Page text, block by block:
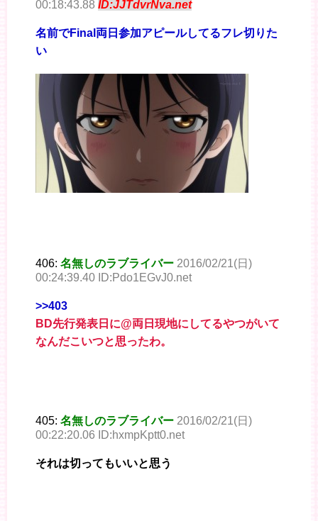
00:18:43.88 ID:JJTdvrNva.net
名前でFinal両日参加アピールしてるフレ切りた
い
406: 名無しのラブライバー 2016/02/21(日)
00:24:39.40 ID:Pdo1EGvJ0.net
>>403
BD先行発表日に@両日現地にしてるやつがいて
なんだこいつと思ったわ。
405: 名無しのラブライバー 2016/02/21(日)
00:22:20.06 ID:hxmpKptt0.net
それは切ってもいいと思う